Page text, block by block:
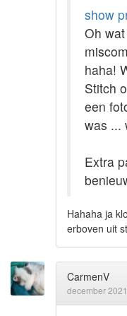
show
Oh
haha!
Stitch
een
was ...
Extra
Hahaha ja
erboven uit
CarmenV
december 2021